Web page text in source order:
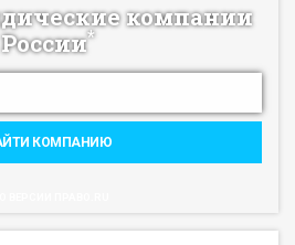
компании
России*
КОМПАНИЮ